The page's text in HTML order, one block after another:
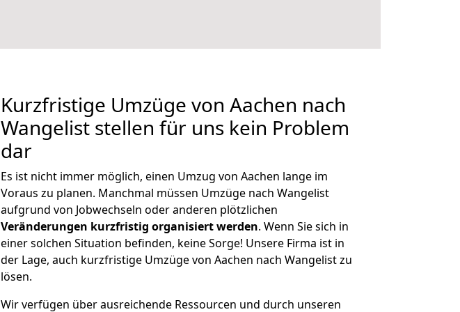
Kurzfristige Umzüge von Aachen nach
Wangelist stellen für uns kein Problem
dar
Es ist nicht immer möglich, einen Umzug von Aachen lange im
Voraus zu planen. Manchmal müssen Umzüge nach Wangelist
aufgrund von Jobwechseln oder anderen plötzlichen
Veränderungen kurzfristig organisiert werden. Wenn Sie sich in
einer solchen Situation befinden, keine Sorge! Unsere Firma ist in
der Lage, auch kurzfristige Umzüge von Aachen nach Wangelist zu
lösen.
Wir verfügen über ausreichende Ressourcen und durch unseren